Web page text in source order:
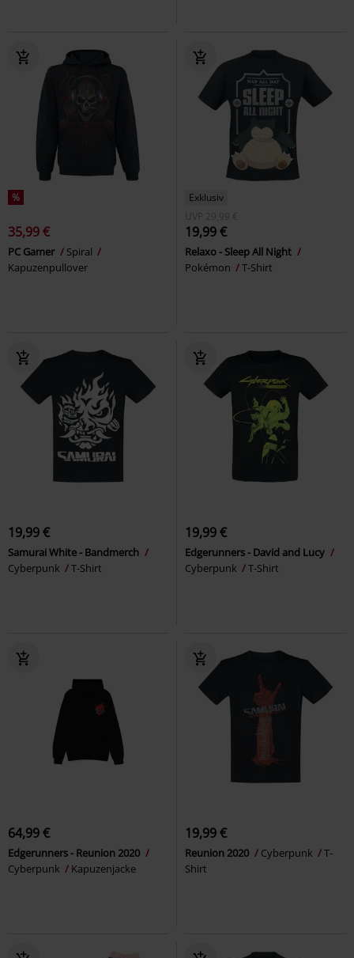
%
35,99 €
PC Gamer
Spiral
Kapuzenpullover
Exklusiv
UVP
29,99 €
19,99 €
Relaxo - Sleep All Night
Pokémon
T-Shirt
19,99 €
Samurai White - Bandmerch
Cyberpunk
T-Shirt
19,99 €
Edgerunners - David and Lucy
Cyberpunk
T-Shirt
64,99 €
Edgerunners - Reunion 2020
Cyberpunk
Kapuzenjacke
19,99 €
Reunion 2020 Cyberpunk
T-
Shirt